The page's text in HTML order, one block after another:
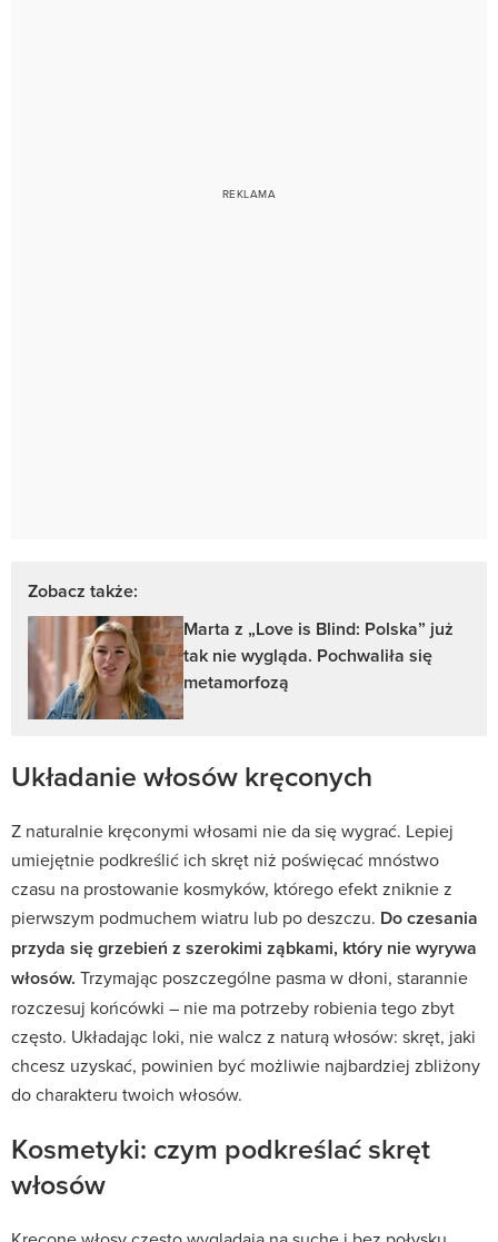
Zobacz także:
Marta z „Love is Blind: Polska” już
tak nie wygląda. Pochwaliła się
metamorfozą
Układanie włosów kręconych
Z naturalnie kręconymi włosami nie da się wygrać. Lepiej
umiejętnie podkreślić ich skręt niż poświęcać mnóstwo
czasu na prostowanie kosmyków, którego efekt zniknie z
pierwszym podmuchem wiatru lub po deszczu. Do czesania
przyda się grzebień z szerokimi ząbkami, który nie wyrywa
włosów. Trzymając poszczególne pasma w dłoni, starannie
rozczesuj końcówki – nie ma potrzeby robienia tego zbyt
często. Układając loki, nie walcz z naturą włosów: skręt, jaki
chcesz uzyskać, powinien być możliwie najbardziej zbliżony
do charakteru twoich włosów.
Kosmetyki: czym podkreślać skręt
włosów